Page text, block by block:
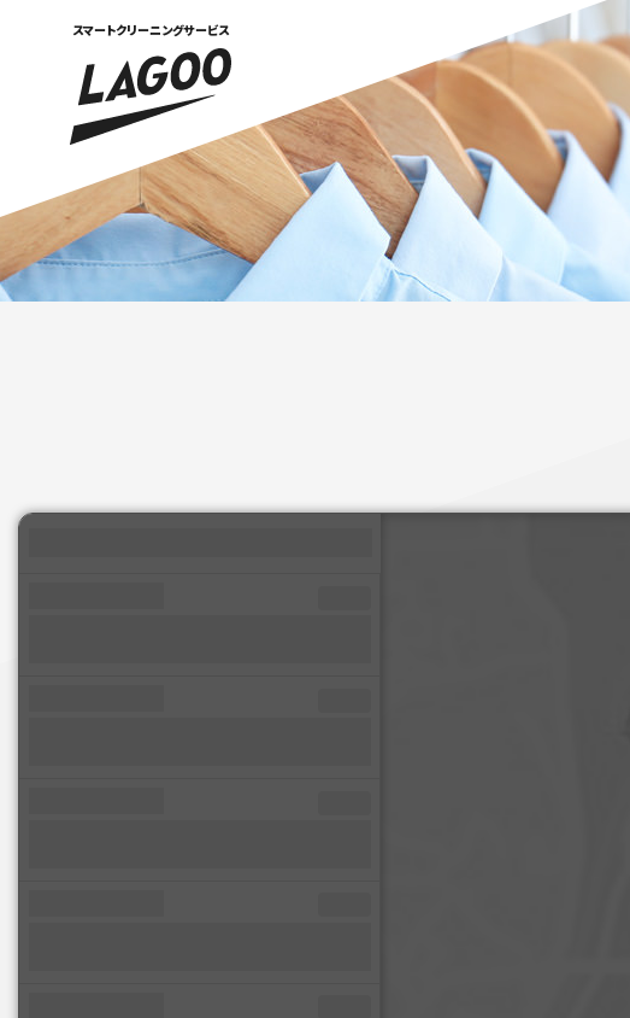
スマートクリーニングサービス